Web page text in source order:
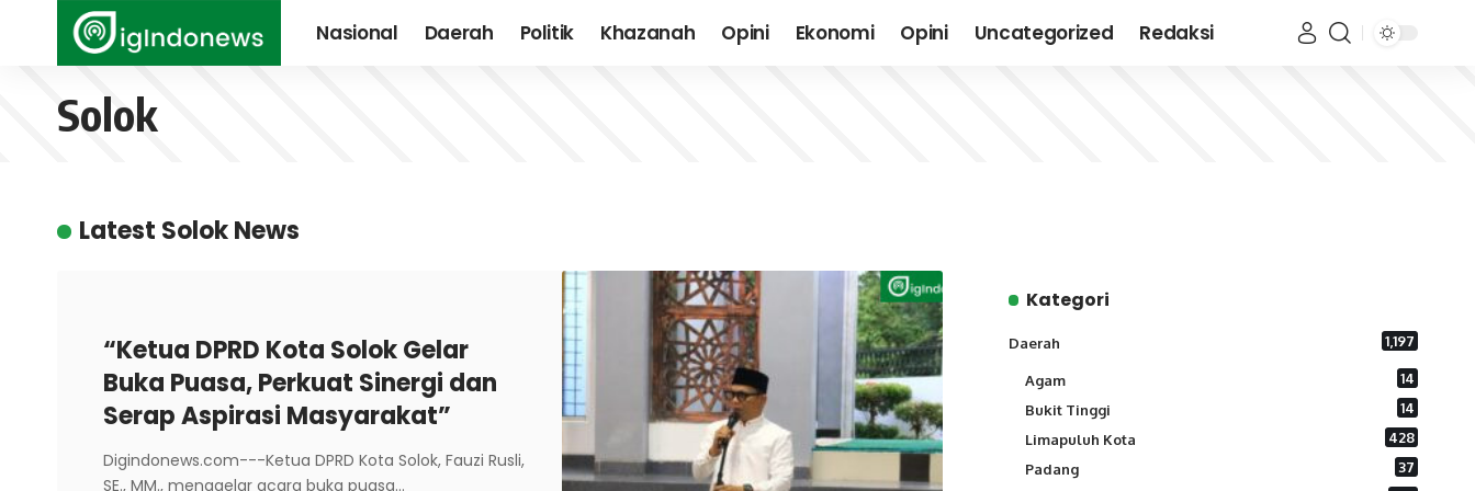
Nasional Daerah Politik Khazanah Opini Ekonomi Opini Uncategorized Redaksi
Solok
Latest Solok News
“Ketua DPRD Kota Solok Gelar
Buka Puasa, Perkuat Sinergi dan
Serap Aspirasi Masyarakat”
Digindonews.com---Ketua DPRD Kota Solok, Fauzi Rusli,
SE., MM., menggelar acara buka puasa…
Kategori
Daerah 1,197
Agam
14
Bukit Tinggi
14
Limapuluh Kota
428
Padang
37